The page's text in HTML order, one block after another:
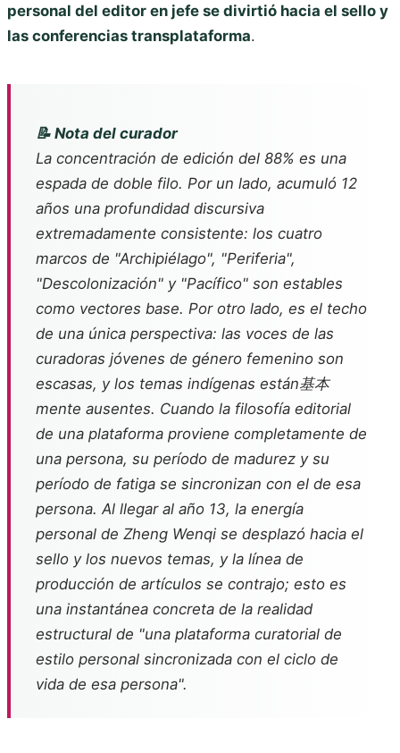
personal del editor en jefe se divirtió hacia el sello y
las conferencias transplataforma.
📝 Nota del curador
La concentración de edición del 88% es una
espada de doble filo. Por un lado, acumuló 12
años una profundidad discursiva
extremadamente consistente: los cuatro
marcos de "Archipiélago", "Periferia",
"Descolonización" y "Pacífico" son estables
como vectores base. Por otro lado, es el techo
de una única perspectiva: las voces de las
curadoras jóvenes de género femenino son
escasas, y los temas indígenas están基本
mente ausentes. Cuando la filosofía editorial
de una plataforma proviene completamente de
una persona, su período de madurez y su
período de fatiga se sincronizan con el de esa
persona. Al llegar al año 13, la energía
personal de Zheng Wenqi se desplazó hacia el
sello y los nuevos temas, y la línea de
producción de artículos se contrajo; esto es
una instantánea concreta de la realidad
estructural de "una plataforma curatorial de
estilo personal sincronizada con el ciclo de
vida de esa persona".